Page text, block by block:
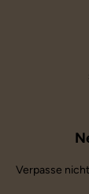
Verpasse